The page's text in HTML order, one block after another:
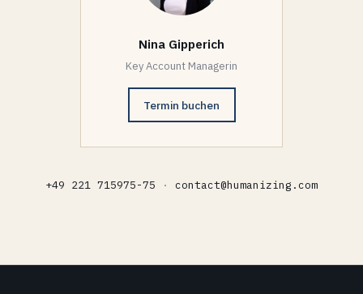
Nina Gipperich
Key Account Managerin
Termin buchen
+49 221 715975-75 · contact@humanizing.com